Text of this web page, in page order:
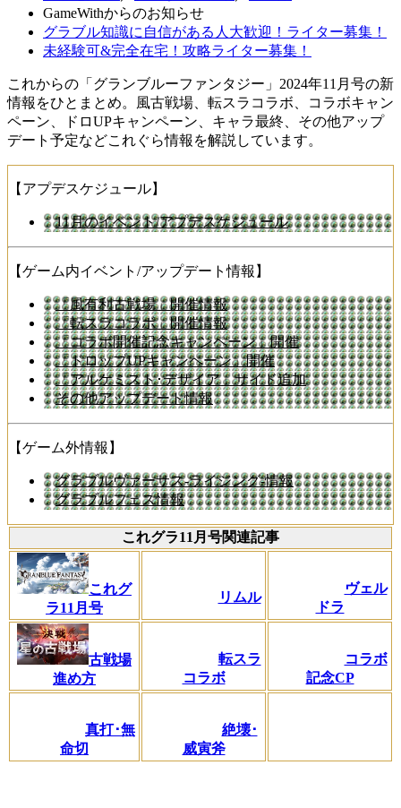
GameWithからのお知らせ
グラブル知識に自信がある人大歓迎！ライター募集！
未経験可&完全在宅！攻略ライター募集！
これからの「グランブルーファンタジー」2024年11月号の新
情報をひとまとめ。風古戦場、転スラコラボ、コラボキャン
ペーン、ドロUPキャンペーン、キャラ最終、その他アップ
デート予定などこれぐら情報を解説しています。
【アプデスケジュール】
11月のイベント/アプデスケジュール
【ゲーム内イベント/アップデート情報】
「風有利古戦場」開催情報
「転スラコラボ」開催情報
「コラボ開催記念キャンペーン」開催
「ドロップUPキャンペーン」開催
「アルケミスト･デザイア」サイド追加
その他アップデート情報
【ゲーム外情報】
グラブルヴァーサス-ライジング-情報
グラブルフェス情報
これグラ11月号関連記事
これグ
ラ11月号
リムル
ヴェル
ドラ
古戦場
進め方
転スラ
コラボ
コラボ
記念CP
真打･無
命切
絶壊･
威寅斧